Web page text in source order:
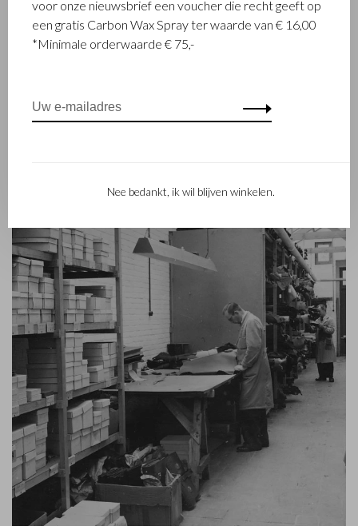
opgericht toen stikmeester Walter Castelijn en leerstanser
Marinus Beerens besloten samen leerproducten te maken.
Inmiddels staat de 3e generatie – Babette en Martijn
vakmanschap staat nog altijd hoog in het vaandel. Iets wat ook
voor onze nieuwsbrief een voucher die recht geeft op
een gratis Carbon Wax Spray ter waarde van € 16,00
*Minimale orderwaarde € 75,-
Nee bedankt, ik wil blijven winkelen.